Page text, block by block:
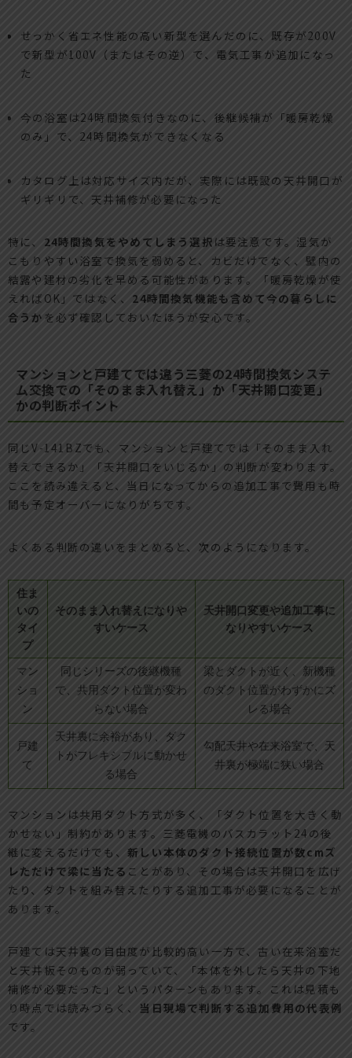
せっかく省エネ性能の高い新型を選んだのに、既存が200V
で新型が100V（またはその逆）で、電気工事が追加になっ
た
今の浴室は24時間換気付きなのに、後継候補が「暖房乾燥
のみ」で、24時間換気ができなくなる
カタログ上は対応サイズ内だが、実際には既設の天井開口が
ギリギリで、天井補修が必要になった
特に、 24時間換気をやめてしまう選択 は要注意です。湿気が
こもりやすい浴室で換気を弱めると、カビだけでなく、壁内の
結露や建材の劣化を早める可能性があります。「暖房乾燥が使
えればOK」ではなく、 24時間換気機能も含めて今の暮らしに
合うか を必ず確認しておいたほうが安心です。
マンションと戸建てでは違う三菱の24時間換気システ
ム交換での「そのまま入れ替え」か「天井開口変更」
かの判断ポイント
同じV-141BZでも、マンションと戸建てでは「そのまま入れ
替えできるか」「天井開口をいじるか」の判断が変わります。
ここを読み違えると、当日になってからの追加工事で費用も時
間も予定オーバーになりがちです。
よくある判断の違いをまとめると、次のようになります。
住ま
いの
タイ
プ
そのまま入れ替えになりや
すいケース
天井開口変更や追加工事に
なりやすいケース
マン
ショ
ン
同じシリーズの後継機種
で、共用ダクト位置が変わ
らない場合
梁とダクトが近く、新機種
のダクト位置がわずかにズ
レる場合
戸建
て
天井裏に余裕があり、ダク
トがフレキシブルに動かせ
る場合
勾配天井や在来浴室で、天
井裏が極端に狭い場合
マンションは共用ダクト方式が多く、「ダクト位置を大きく動
かせない」制約があります。三菱電機のバスカラット24の後
継に変えるだけでも、新しい本体のダクト接続位置が数cmズ
レただけで梁に当たる ことがあり、その場合は天井開口を広げ
たり、ダクトを組み替えたりする追加工事が必要になることが
あります。
戸建ては天井裏の自由度が比較的高い一方で、古い在来浴室だ
と天井板そのものが弱っていて、「本体を外したら天井の下地
補修が必要だった」というパターンもあります。これは見積も
り時点では読みづらく、 当日現場で判断する追加費用の代表例
です。